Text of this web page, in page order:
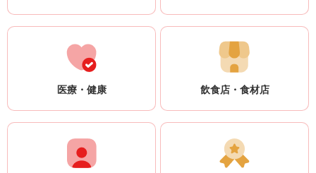
医療・健康 飲食店・食材店